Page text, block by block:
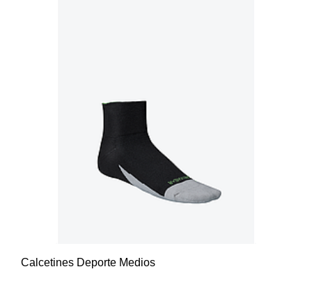
Calcetines Deporte Medios